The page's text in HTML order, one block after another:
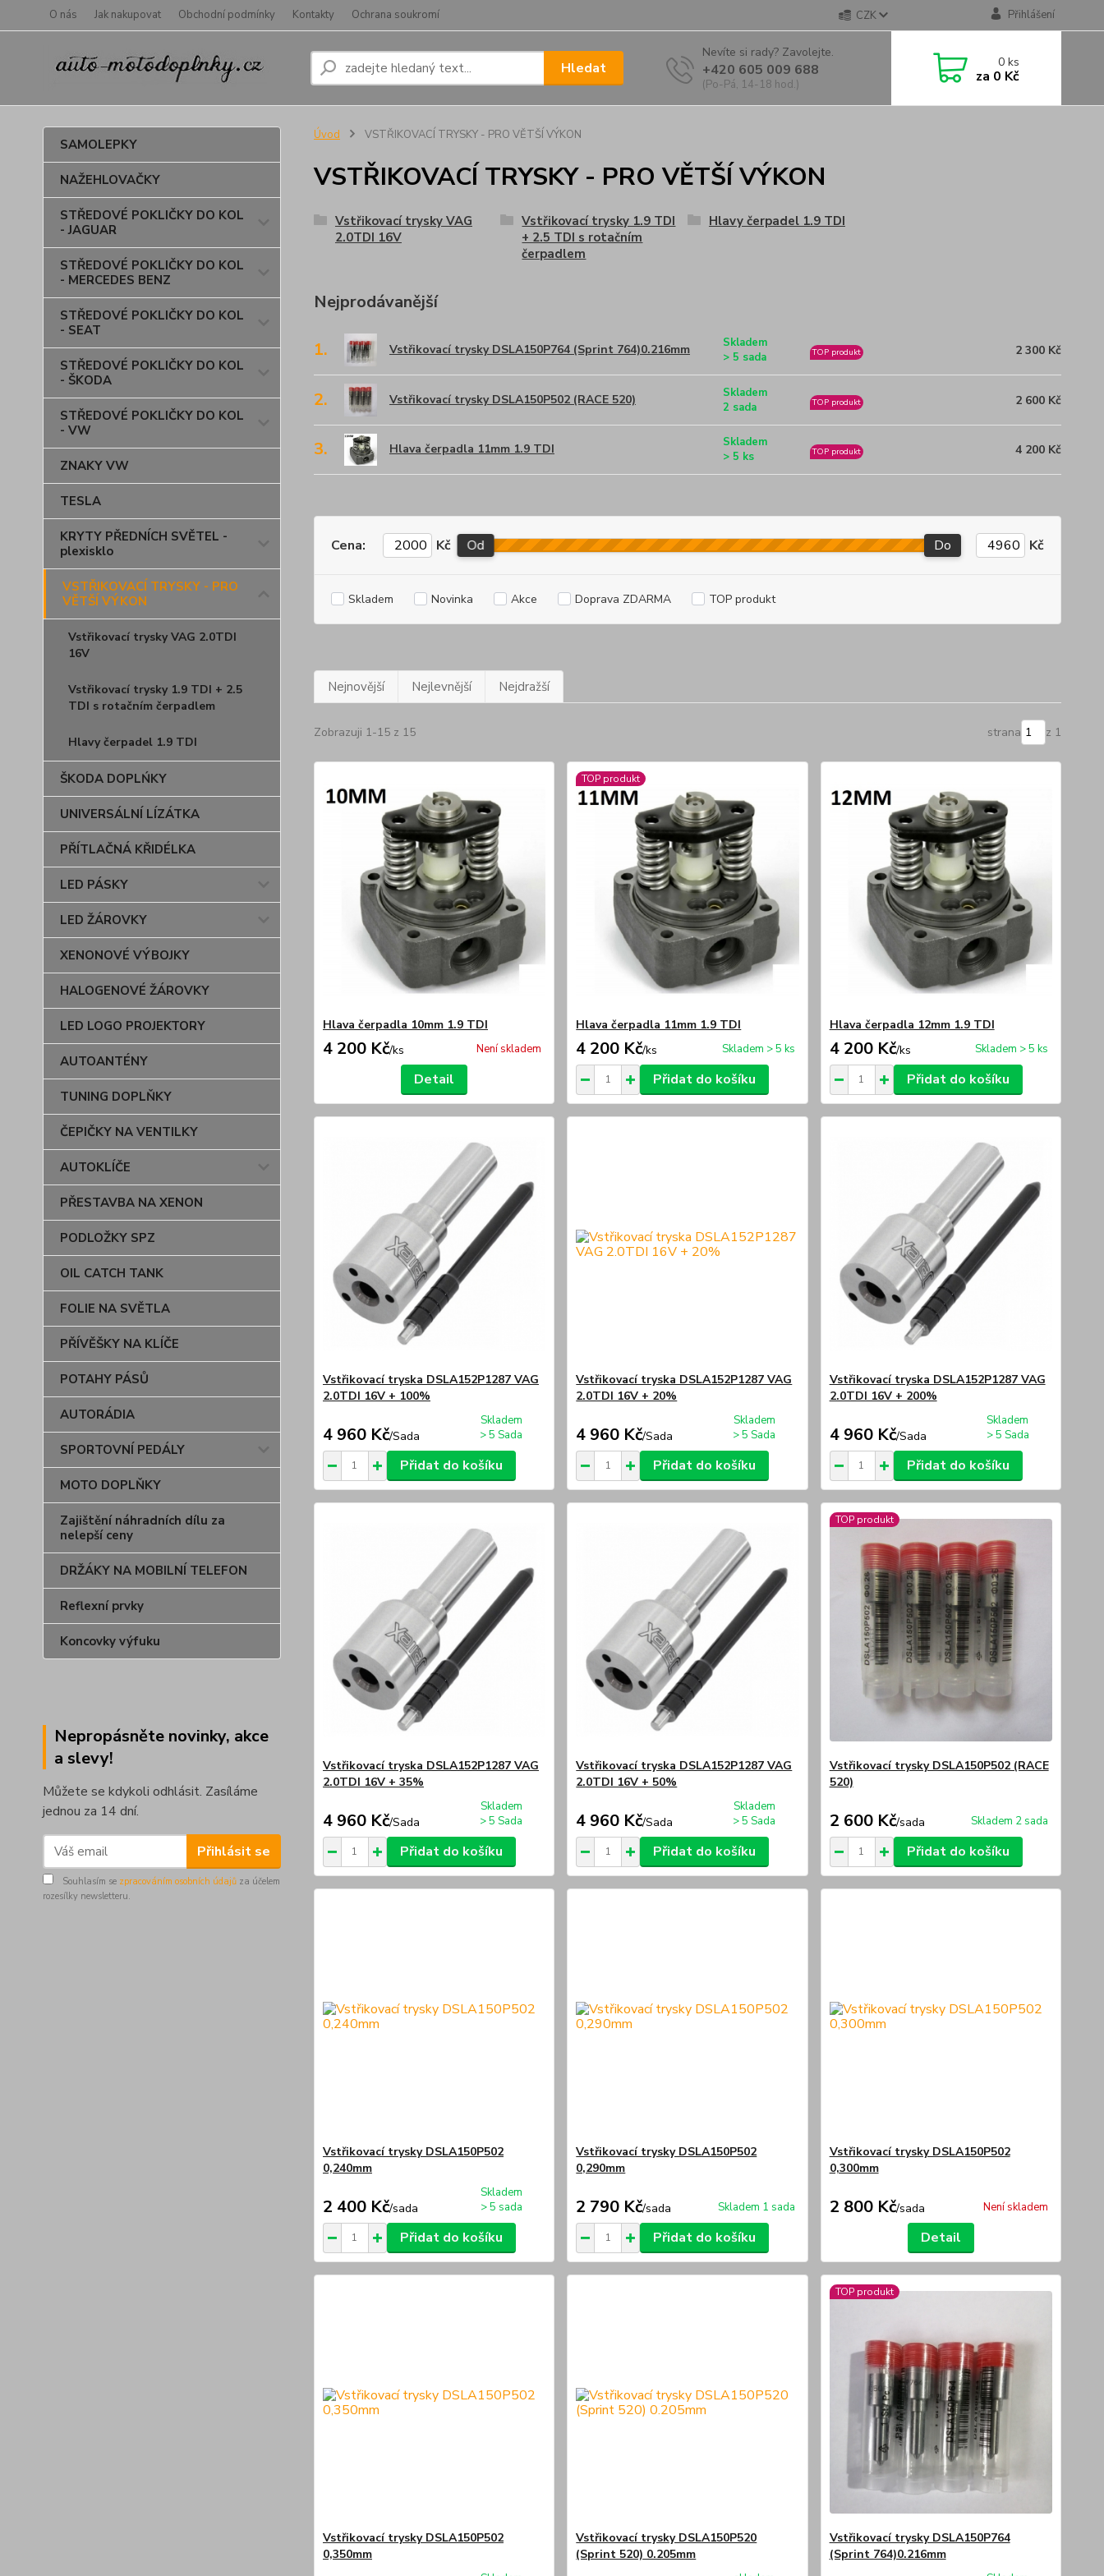
O nás Jak nakupovat Obchodní podmínky Kontakty Ochrana soukromí CZK Přihlášení
Hledat
Nevíte si rady? Zavolejte.
+420 605 009 688
(Po-Pá, 14-18 hod.)
0ks
za 0 Kč
SAMOLEPKY
NAŽEHLOVAČKY
STŘEDOVÉ POKLIČKY DO KOL
- JAGUAR
STŘEDOVÉ POKLIČKY DO KOL
- MERCEDES BENZ
STŘEDOVÉ POKLIČKY DO KOL
- SEAT
STŘEDOVÉ POKLIČKY DO KOL
- ŠKODA
STŘEDOVÉ POKLIČKY DO KOL
- VW
ZNAKY VW
TESLA
KRYTY PŘEDNÍCH SVĚTEL -
plexisklo
VSTŘIKOVACÍ TRYSKY - PRO
VĚTŠÍ VÝKON
Vstřikovací trysky VAG 2.0TDI
16V
Vstřikovací trysky 1.9 TDI + 2.5
TDI s rotačním čerpadlem
Hlavy čerpadel 1.9 TDI
ŠKODA DOPLŃKY
UNIVERSÁLNÍ LÍZÁTKA
PŘÍTLAČNÁ KŘIDÉLKA
LED PÁSKY
LED ŽÁROVKY
XENONOVÉ VÝBOJKY
HALOGENOVÉ ŽÁROVKY
LED LOGO PROJEKTORY
AUTOANTÉNY
TUNING DOPLŇKY
ČEPIČKY NA VENTILKY
AUTOKLÍČE
PŘESTAVBA NA XENON
PODLOŽKY SPZ
OIL CATCH TANK
FOLIE NA SVĚTLA
PŘÍVĚŠKY NA KLÍČE
POTAHY PÁSŮ
AUTORÁDIA
SPORTOVNÍ PEDÁLY
MOTO DOPLŇKY
Zajištění náhradních dílu za
nelepší ceny
DRŽÁKY NA MOBILNÍ TELEFON
Reflexní prvky
Koncovky výfuku
Nepropásněte novinky, akce
a slevy!
Můžete se kdykoli odhlásit. Zasíláme
jednou za 14 dní.
Přihlásit se
Souhlasím se zpracováním osobních údajů za účelem
rozesílky newsletteru.
Úvod VSTŘIKOVACÍ TRYSKY - PRO VĚTŠÍ VÝKON
VSTŘIKOVACÍ TRYSKY - PRO VĚTŠÍ VÝKON
Vstřikovací trysky VAG
2.0TDI 16V
Vstřikovací trysky 1.9 TDI
+ 2.5 TDI s rotačním
čerpadlem
Hlavy čerpadel 1.9 TDI
Nejprodávanější
1. Vstřikovací trysky DSLA150P764 (Sprint 764)0.216mm
Skladem
> 5 sada
TOP produkt 2 300 Kč
2. Vstřikovací trysky DSLA150P502 (RACE 520)
Skladem
2 sada
TOP produkt 2 600 Kč
3. Hlava čerpadla 11mm 1.9 TDI
Skladem
> 5 ks
TOP produkt 4 200 Kč
Cena: Kč Od Do Kč
Skladem Novinka Akce Doprava ZDARMA TOP produkt
Nejnovější Nejlevnější Nejdražší
Zobrazuji 1-15 z 15 strana z 1
Hlava čerpadla 10mm 1.9 TDI
4 200 Kč/ks Není skladem
Detail
TOP produkt
Hlava čerpadla 11mm 1.9 TDI
4 200 Kč/ks Skladem > 5 ks
Přidat do košíku
Hlava čerpadla 12mm 1.9 TDI
4 200 Kč/ks Skladem > 5 ks
Přidat do košíku
Vstřikovací tryska DSLA152P1287 VAG
2.0TDI 16V + 100%
4 960 Kč/Sada
Skladem
> 5 Sada
Přidat do košíku
Vstřikovací tryska DSLA152P1287 VAG
2.0TDI 16V + 20%
4 960 Kč/Sada
Skladem
> 5 Sada
Přidat do košíku
Vstřikovací tryska DSLA152P1287 VAG
2.0TDI 16V + 200%
4 960 Kč/Sada
Skladem
> 5 Sada
Přidat do košíku
Vstřikovací tryska DSLA152P1287 VAG
2.0TDI 16V + 35%
4 960 Kč/Sada
Skladem
> 5 Sada
Přidat do košíku
Vstřikovací tryska DSLA152P1287 VAG
2.0TDI 16V + 50%
4 960 Kč/Sada
Skladem
> 5 Sada
Přidat do košíku
TOP produkt
Vstřikovací trysky DSLA150P502 (RACE
520)
2 600 Kč/sada Skladem 2 sada
Přidat do košíku
Vstřikovací trysky DSLA150P502
0,240mm
2 400 Kč/sada
Skladem
> 5 sada
Přidat do košíku
Vstřikovací trysky DSLA150P502
0,290mm
2 790 Kč/sada Skladem 1 sada
Přidat do košíku
Vstřikovací trysky DSLA150P502
0,300mm
2 800 Kč/sada Není skladem
Detail
Vstřikovací trysky DSLA150P502
0,350mm
Vstřikovací trysky DSLA150P520
(Sprint 520) 0.205mm
TOP produkt
Vstřikovací trysky DSLA150P764
(Sprint 764)0.216mm